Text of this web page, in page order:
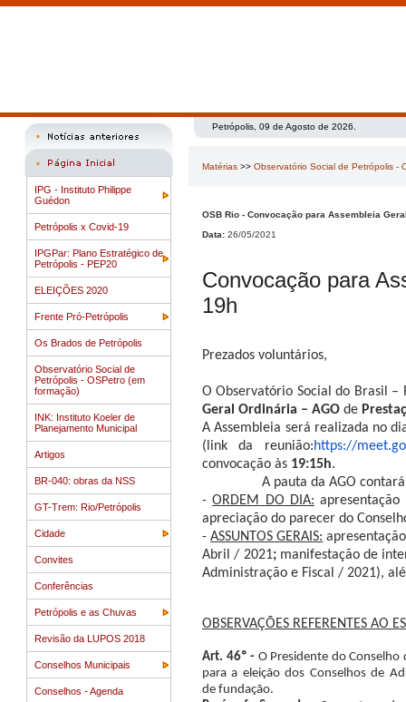
IPG - Instituto Philippe
Guédon
Petrópolis x Covid-19
IPGPar: Plano Estratégico de
Petrópolis - PEP20
ELEIÇÕES 2020
Frente Pró-Petrópolis
Os Brados de Petrópolis
Observatório Social de
Petrópolis - OSPetro (em
formação)
INK: Instituto Koeler de
Planejamento Municipal
Artigos
BR-040: obras da NSS
GT-Trem: Rio/Petrópolis
Cidade
Convites
Conferências
Petrópolis e as Chuvas
Revisão da LUPOS 2018
Conselhos Municipais
Conselhos - Agenda
Petrópolis, 09 de Agosto de 2026.
Matérias >> Observatório Social de Petrópolis -
OSB Rio - Convocação para Assembleia
Data: 26/05/2021
Convocação para
19h
Prezados voluntários,
O Observatório Social do Brasil
Geral Ordinária – AGO de
A Assembleia será realizada no
(link da reunião:https://
convocação às 19:15h.
A pauta da AGO
-ORDEM DO DIA:
apreciação do parecer do
-ASSUNTOS GERAIS:
Abril / 2021;manifestação de
Administração e Fiscal / 2021),
OBSERVAÇÕES REFERENTES AO
Art. 46º - O Presidente do Conselho
para a eleição dos Conselhos de
de fundação.